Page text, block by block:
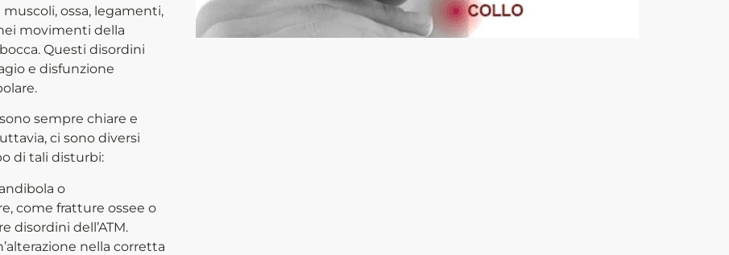
ossa, legamenti,
movimenti della
Questi disordini
e disfunzione
sempre chiare e
ci sono diversi
di tali disturbi:
o
come fratture ossee o
disordini dell’ATM.
nella corretta